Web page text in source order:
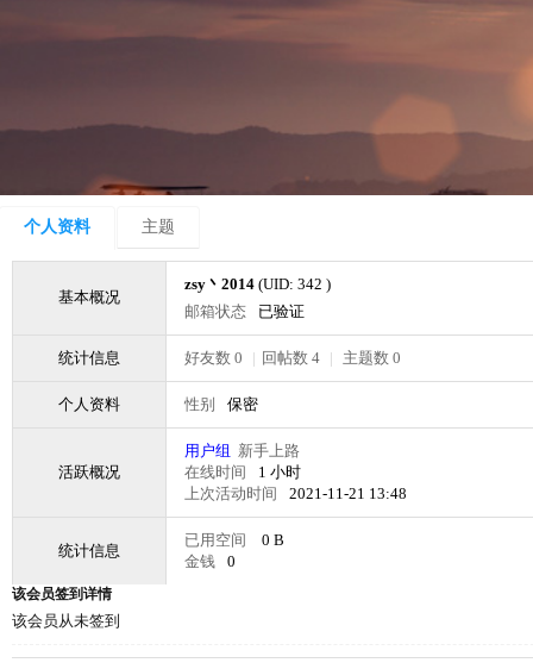
个人资料 主题
基本概况
zsy丶2014 (UID: 342 )
邮箱状态
已验证
统计信息 好友数 0 | 回帖数 4 | 主题数 0
个人资料 性别 保密
活跃概况
用户组 新手上路
在线时间
1 小时
上次活动时间
2021-11-21 13:48
统计信息
已用空间
0 B
金钱
0
该会员签到详情
该会员从未签到